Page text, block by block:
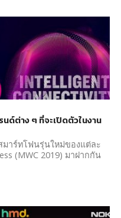
ด์ต่าง ๆ ที่จะเปิดตัวในงาน
าร์ทโฟนรุ่นใหม่ของแต่ละ
(MWC 2019) มาฝากกัน